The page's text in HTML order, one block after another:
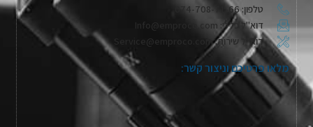
טלפון: 074-708-71-66
דוא"ל כללי: Info@emproco.com
דוא"ל שירות: Service@emproco.com
מלאו פרטיכם וניצור קשר: